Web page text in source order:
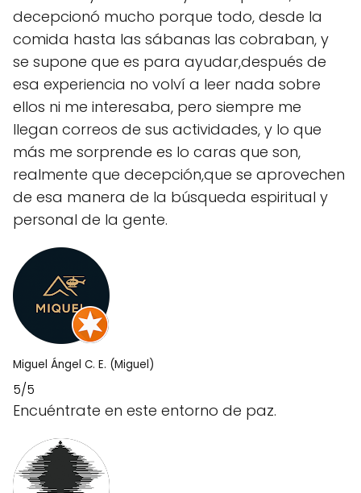
decepcionó mucho porque todo, desde la
comida hasta las sábanas las cobraban, y
se supone que es para ayudar,después de
esa experiencia no volví a leer nada sobre
ellos ni me interesaba, pero siempre me
llegan correos de sus actividades, y lo que
más me sorprende es lo caras que son,
realmente que decepción,que se aprovechen
de esa manera de la búsqueda espiritual y
personal de la gente.
Miguel Ángel C. E. (Miguel)
5/5
Encuéntrate en este entorno de paz.